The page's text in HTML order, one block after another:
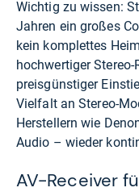
Wichtig zu wissen:
Jahren ein großes
kein komplettes
hochwertiger
preisgünstiger
Vielfalt an Stereo-
Herstellern wie
Audio – wieder
AV-Receiver